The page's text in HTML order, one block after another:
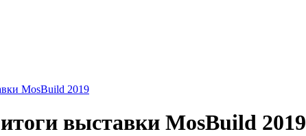
MosBuild 2019
выставки MosBuild 2019